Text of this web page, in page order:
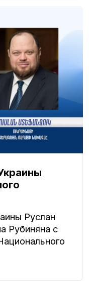
Руслан
Рубиняна с